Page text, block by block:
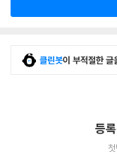
클린봇이 부적절한 글
등